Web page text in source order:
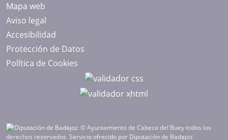
Mapa web
Aviso legal
Accesibilidad
Protección de Datos
Política de Cookies
© Ayuntamiento de Cabeza del Buey todos los
derechos reservados. Servicio ofrecido por Diputación de Badajoz